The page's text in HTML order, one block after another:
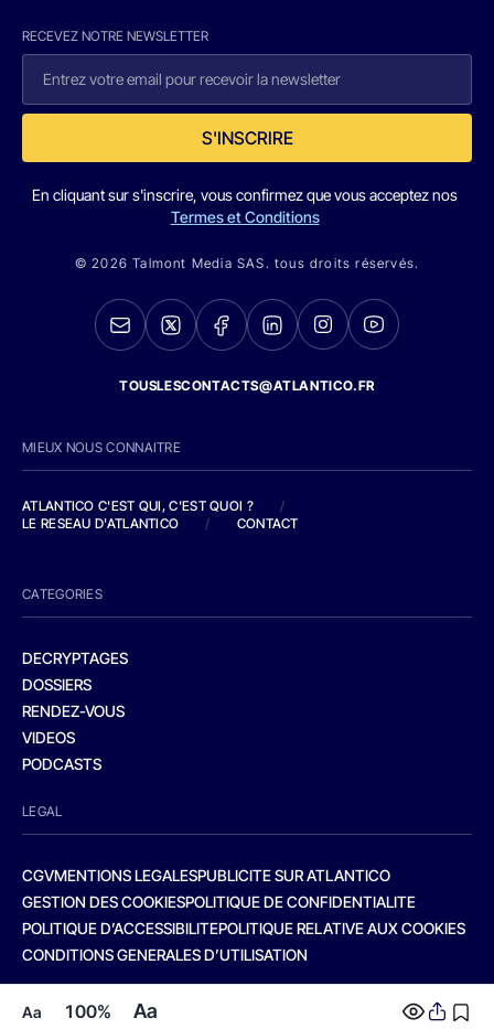
Aa 100% Aa
RECEVEZ NOTRE NEWSLETTER
S'INSCRIRE
En cliquant sur s'inscrire, vous confirmez que vous acceptez nos
Termes et Conditions
© 2026 Talmont Media SAS. tous droits réservés.
TOUSLESCONTACTS@ATLANTICO.FR
MIEUX NOUS CONNAITRE
ATLANTICO C'EST QUI, C'EST QUOI ?
/
LE RESEAU D'ATLANTICO
/ CONTACT
CATEGORIES
DECRYPTAGES
DOSSIERS
RENDEZ-VOUS
VIDEOS
PODCASTS
LEGAL
CGVMENTIONS LEGALESPUBLICITE SUR ATLANTICO
GESTION DES COOKIESPOLITIQUE DE CONFIDENTIALITE
POLITIQUE D’ACCESSIBILITEPOLITIQUE RELATIVE AUX COOKIES
CONDITIONS GENERALES D’UTILISATION